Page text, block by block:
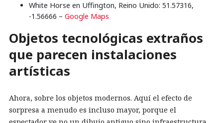
White Horse en Uffington, Reino Unido: 51.57316,
-1.56666 – Google Maps
Objetos tecnológicas extraños
que parecen instalaciones
artísticas
Ahora, sobre los objetos modernos. Aquí el efecto de
sorpresa a menudo es incluso mayor, porque el